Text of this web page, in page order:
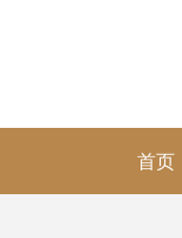
首页